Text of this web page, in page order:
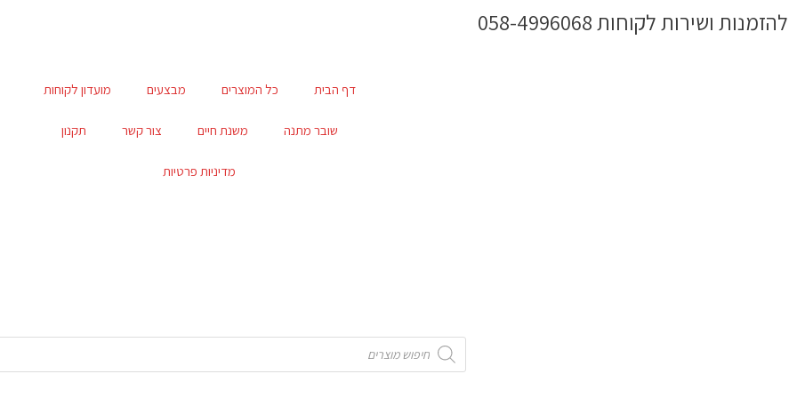
לתוכןלהזמנות ושירות לקוחות 058-4996068
דף הבית כל המוצרים מבצעים מועדון לקוחות
שובר מתנה משנת חיים צור קשר תקנון
מדיניות פרטיות
Products
search